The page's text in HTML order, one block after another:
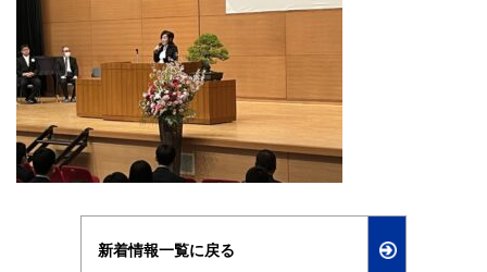
新着情報一覧に戻る